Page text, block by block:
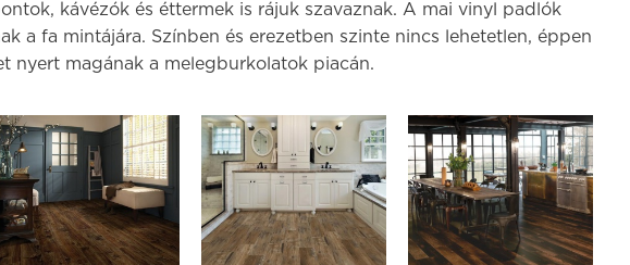
kávézók és éttermek is rájuk szavaznak. A mai vinyl padlók
a fa mintájára. Színben és erezetben szinte nincs lehetetlen, éppen
nyert magának a melegburkolatok piacán.